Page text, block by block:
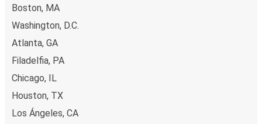
Boston, MA
Washington, D.C.
Atlanta, GA
Filadelfia, PA
Chicago, IL
Houston, TX
Los Ángeles, CA